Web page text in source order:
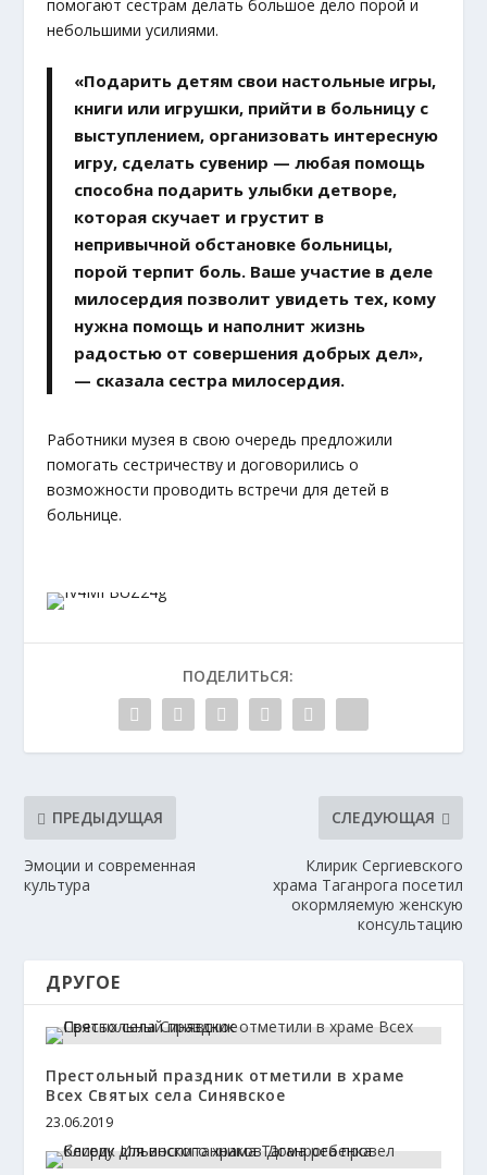
помогают сестрам делать большое дело порой и
небольшими усилиями.
«Подарить детям свои настольные игры,
книги или игрушки, прийти в больницу с
выступлением, организовать интересную
игру, сделать сувенир — любая помощь
способна подарить улыбки детворе,
которая скучает и грустит в
непривычной обстановке больницы,
порой терпит боль. Ваше участие в деле
милосердия позволит увидеть тех, кому
нужна помощь и наполнит жизнь
радостью от совершения добрых дел»,
— сказала сестра милосердия.
Работники музея в свою очередь предложили
помогать сестричеству и договорились о
возможности проводить встречи для детей в
больнице.
ПОДЕЛИТЬСЯ:
ПРЕДЫДУЩАЯ
Эмоции и современная
культура
СЛЕДУЮЩАЯ
Клирик Сергиевского
храма Таганрога посетил
окормляемую женскую
консультацию
ДРУГОЕ
Престольный праздник отметили в храме
Всех Святых села Синявское
23.06.2019